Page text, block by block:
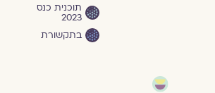
תוכנית כנס
2023
בתקשורת